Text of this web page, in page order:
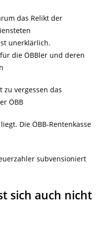
das Relikt der
unerklärlich.
die ÖBBler und deren
zu vergessen das
ÖBB
Die ÖBB-Rentenkasse
subvensioniert
sich auch nicht